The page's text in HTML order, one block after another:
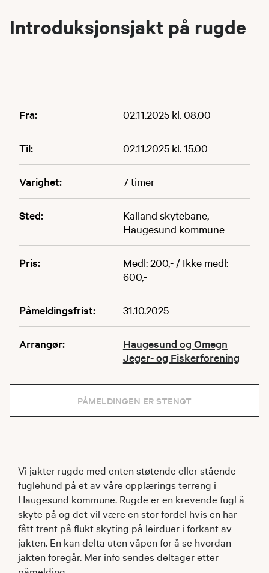
Introduksjonsjakt på rugde
Fra: 02.11.2025 kl. 08.00
Til: 02.11.2025 kl. 15.00
Varighet: 7 timer
Sted:
Kalland skytebane,
Haugesund kommune
Pris:
Medl: 200,- / Ikke medl:
600,-
Påmeldingsfrist: 31.10.2025
Arrangør:
Haugesund og Omegn
Jeger- og Fiskerforening
PÅMELDINGEN ER STENGT
Vi jakter rugde med enten støtende eller stående
fuglehund på et av våre opplærings terreng i
Haugesund kommune. Rugde er en krevende fugl å
skyte på og det vil være en stor fordel hvis en har
fått trent på flukt skyting på leirduer i forkant av
jakten. En kan delta uten våpen for å se hvordan
jakten foregår. Mer info sendes deltager etter